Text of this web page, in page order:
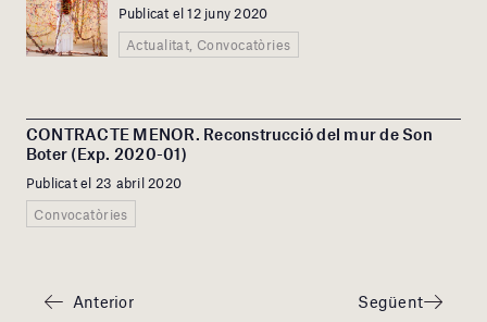
Publicat el 12 juny 2020
Actualitat, Convocatòries
CONTRACTE MENOR. Reconstrucció del mur de Son
Boter (Exp. 2020-01)
Publicat el 23 abril 2020
Convocatòries
Anterior Següent